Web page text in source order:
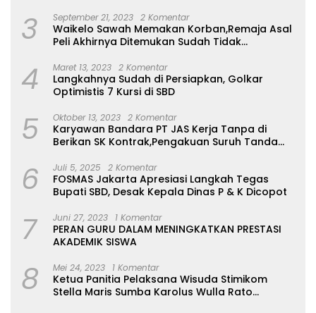
3 September 21, 2023 2 Komentar
Waikelo Sawah Memakan Korban,Remaja Asal
Peli Akhirnya Ditemukan Sudah Tidak
4 Maret 13, 2023 2 Komentar
Langkahnya Sudah di Persiapkan, Golkar
Optimistis 7 Kursi di SBD
5 Oktober 13, 2023 2 Komentar
Karyawan Bandara PT JAS Kerja Tanpa di
Berikan SK Kontrak,Pengakuan Suruh Tanda
6 Juli 5, 2025 2 Komentar
FOSMAS Jakarta Apresiasi Langkah Tegas
Bupati SBD, Desak Kepala Dinas P & K Dicopot
7 Juni 27, 2023 1 Komentar
PERAN GURU DALAM MENINGKATKAN PRESTASI
AKADEMIK SISWA
8 Mei 24, 2023 1 Komentar
Ketua Panitia Pelaksana Wisuda Stimikom
Stella Maris Sumba Karolus Wulla Rato